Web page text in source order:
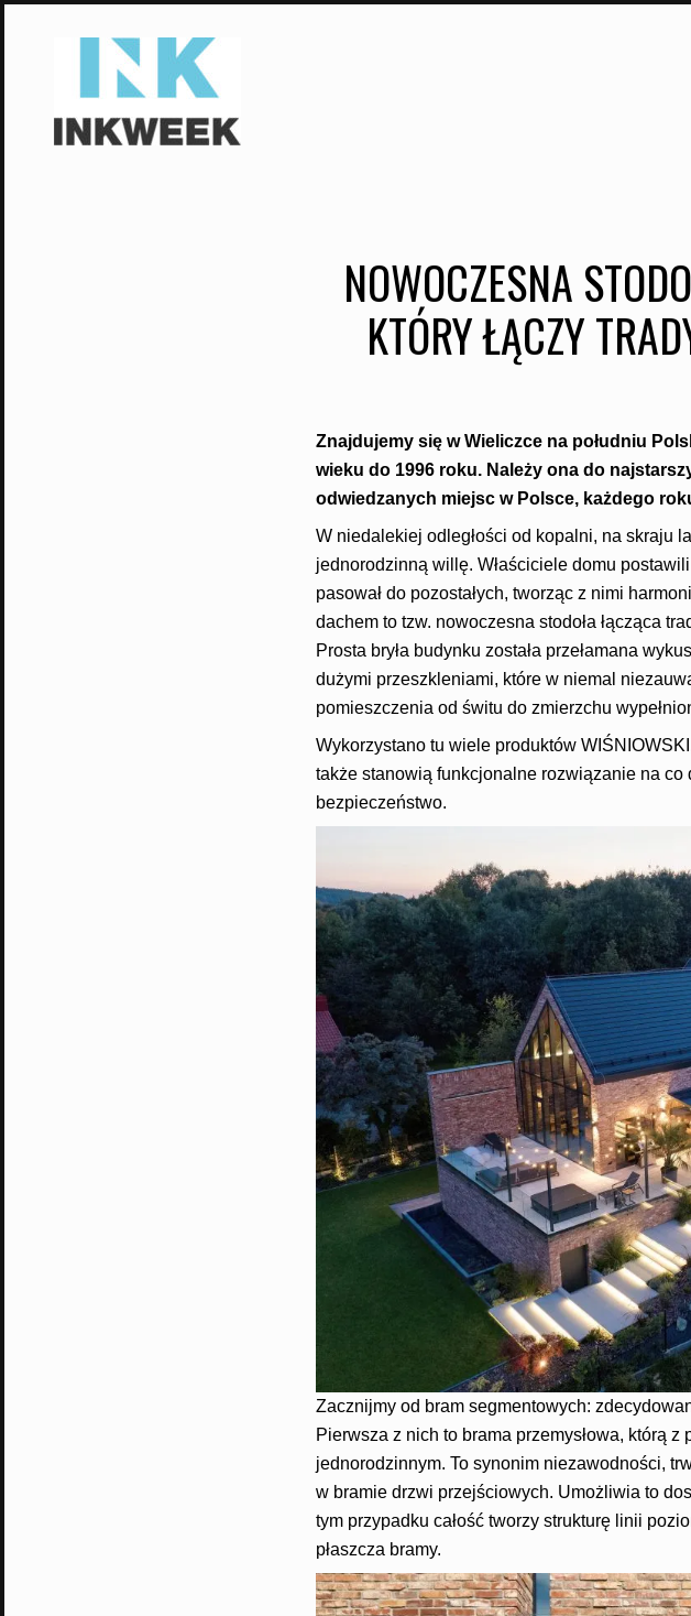
Skip
NOWOCZESNA
KTÓRY ŁĄCZY
Znajdujemy się w Wieliczce na południu
wieku do 1996 roku. Należy ona do
odwiedzanych miejsc w Polsce, każdego
W niedalekiej odległości od kopalni, na skraju
jednorodzinną willę. Właściciele domu
pasował do pozostałych, tworząc z nimi
dachem to tzw. nowoczesna stodoła łącząca
Prosta bryła budynku została przełamana
dużymi przeszkleniami, które w niemal
pomieszczenia od świtu do zmierzchu
Wykorzystano tu wiele produktów
także stanowią funkcjonalne rozwiązanie na
bezpieczeństwo.
Zacznijmy od bram segmentowych:
Pierwsza z nich to brama przemysłowa, którą
jednorodzinnym. To synonim niezawodności,
w bramie drzwi przejściowych. Umożliwia to
tym przypadku całość tworzy strukturę linii
płaszcza bramy.